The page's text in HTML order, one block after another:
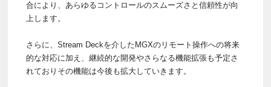
合により、あらゆるコントロールのスムーズさと信頼性が向
上します。
さらに、Stream Deckを介したMGXのリモート操作への将来
的な対応に加え、継続的な開発やさらなる機能拡張も予定さ
れておりその機能は今後も拡大していきます。